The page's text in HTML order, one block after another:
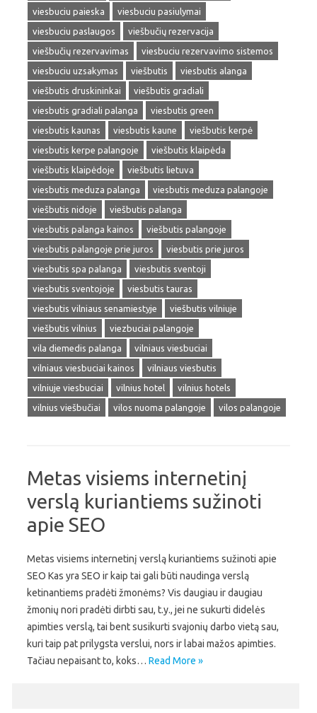
viesbuciu paieska
viesbuciu pasiulymai
viesbuciu paslaugos
viešbučių rezervacija
viešbučių rezervavimas
viesbuciu rezervavimo sistemos
viesbuciu uzsakymas
viešbutis
viesbutis alanga
viešbutis druskininkai
viešbutis gradiali
viesbutis gradiali palanga
viesbutis green
viesbutis kaunas
viesbutis kaune
viešbutis kerpė
viesbutis kerpe palangoje
viešbutis klaipėda
viešbutis klaipėdoje
viešbutis lietuva
viesbutis meduza palanga
viesbutis meduza palangoje
viešbutis nidoje
viešbutis palanga
viesbutis palanga kainos
viešbutis palangoje
viesbutis palangoje prie juros
viesbutis prie juros
viesbutis spa palanga
viesbutis sventoji
viesbutis sventojoje
viesbutis tauras
viesbutis vilniaus senamiestyje
viešbutis vilniuje
viešbutis vilnius
viezbuciai palangoje
vila diemedis palanga
vilniaus viesbuciai
vilniaus viesbuciai kainos
vilniaus viesbutis
vilniuje viesbuciai
vilnius hotel
vilnius hotels
vilnius viešbučiai
vilos nuoma palangoje vilos palangoje
Metas visiems internetinį
verslą kuriantiems sužinoti
apie SEO
Metas visiems internetinį verslą kuriantiems sužinoti apie
SEO Kas yra SEO ir kaip tai gali būti naudinga verslą
ketinantiems pradėti žmonėms? Vis daugiau ir daugiau
žmonių nori pradėti dirbti sau, t.y., jei ne sukurti didelės
apimties verslą, tai bent susikurti svajonių darbo vietą sau,
kuri taip pat prilygsta verslui, nors ir labai mažos apimties.
Tačiau nepaisant to, koks… Read More »